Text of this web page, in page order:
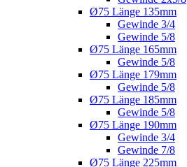
Ø75 Länge 135mm
Gewinde 3/4
Gewinde 5/8
Ø75 Länge 165mm
Gewinde 5/8
Ø75 Länge 179mm
Gewinde 5/8
Ø75 Länge 185mm
Gewinde 5/8
Ø75 Länge 190mm
Gewinde 3/4
Gewinde 7/8
Ø75 Länge 225mm